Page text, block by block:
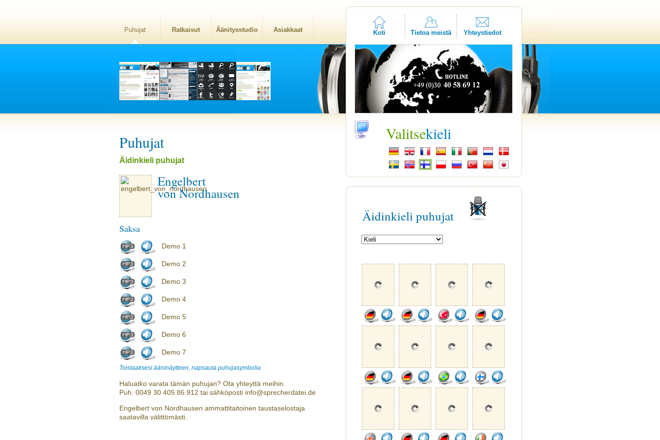
Puhujat Ratkaisut Äänitysstudio Asiakkaat Koti Tietoa meistä Yhteystiedot
Puhujat
Äidinkieli puhujat
Engelbert
von Nordhausen
Saksa
Demo 1
Demo 2
Demo 3
Demo 4
Demo 5
Demo 6
Demo 7
Toistaaksesi ääninäytteen, napsauta puhujasymbolia
Haluatko varata tämän puhujan? Ota yhteyttä meihin.
Puh. 0049 30 405 86 912 tai sähköposti info@sprecherdatei.de
Engelbert von Nordhausen ammattitaitoinen taustaselostaja
saatavilla välittömästi.
Valitsekieli
Äidinkieli puhujat